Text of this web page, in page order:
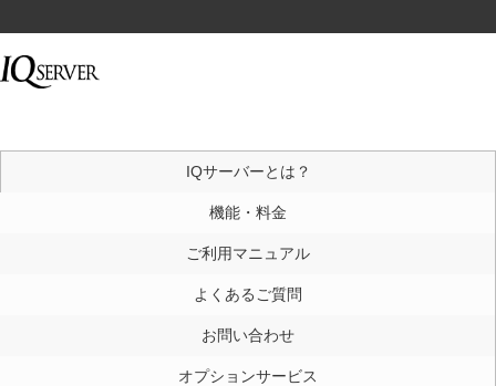
IQサーバーとは？
機能・料金
ご利用マニュアル
よくあるご質問
お問い合わせ
オプションサービス